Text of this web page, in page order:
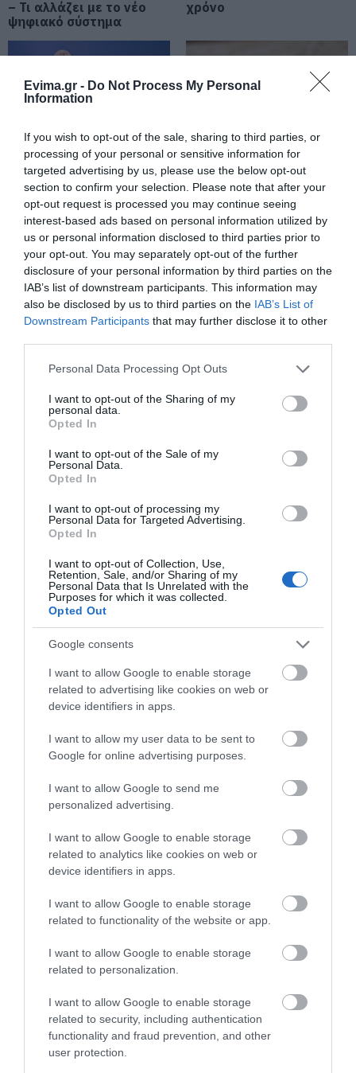
Evima.gr - Do Not Process My Personal
Information
If you wish to opt-out of the sale, sharing to third parties, or
processing of your personal or sensitive information for
targeted advertising by us, please use the below opt-out
section to confirm your selection. Please note that after your
opt-out request is processed you may continue seeing
interest-based ads based on personal information utilized by
us or personal information disclosed to third parties prior to
your opt-out. You may separately opt-out of the further
disclosure of your personal information by third parties on the
IAB’s list of downstream participants. This information may
also be disclosed by us to third parties on the IAB’s List of
Downstream Participants that may further disclose it to other
Please note that this website/app uses one or more Google
not limited to your visit or usage behaviour. You may click to
grant or deny consent to Google and its third-party tags to
use your data for below specified purposes in below Google
consent section.
Personal Data Processing Opt Outs
I want to opt-out of the Sharing of my
personal data.
Opted In
I want to opt-out of the Sale of my
Personal Data.
Opted In
I want to opt-out of processing my
Personal Data for Targeted Advertising.
Opted In
I want to opt-out of Collection, Use,
Retention, Sale, and/or Sharing of my
Personal Data that Is Unrelated with the
Purposes for which it was collected.
Opted Out
Google consents
I want to allow Google to enable storage
related to advertising like cookies on web or
device identifiers in apps.
I want to allow my user data to be sent to
Google for online advertising purposes.
I want to allow Google to send me
personalized advertising.
I want to allow Google to enable storage
related to analytics like cookies on web or
device identifiers in apps.
I want to allow Google to enable storage
related to functionality of the website or app.
I want to allow Google to enable storage
related to personalization.
I want to allow Google to enable storage
related to security, including authentication
functionality and fraud prevention, and other
user protection.
Market Pass: Νέος κύκλος από το
φθινόπωρο του 2026 – Πότε
αναμένονται οι πληρωμές
09.08.2026 | 15:20
09.08.2026 | 15:00
Τουρισμός για Όλους 2026-2027:
Ποιοι κάνουν αίτηση σήμερα –
Έως 600 ευρώ η επιδότηση
09.08.2026 | 14:40
Έκτακτα μέτρα και απαγορεύσεις
σήμερα στην Εύβοια – Μεγάλη
προσοχή!
e-ΕΦΚΑ και ΔΥΠΑ: Ποιοι
14 Αυγούστου
09.08.2026 | 14:00
Κατάνυξη στην Εύβοια:
Παράκληση της Παναγίας στη
Λούτσα με κεράσματα και
09.08.2026 | 13:40
– Τι αλλάζει με το νέο
ψηφιακό σύστημα
χρόνο
Πανσέληνος Αυγούστου
2026: Η μερική έκλειψη
και τα εντυπωσιακά
φαινόμενα στον
ουρανό
Εορτολόγιο: Ποιοι
γιορτάζουν σήμερα,
Κυριακή 9 Αυγούστου
80χρονη για κράνος!
μωράκι μόλις 8 ημερών
– Νοσηλευόταν στη